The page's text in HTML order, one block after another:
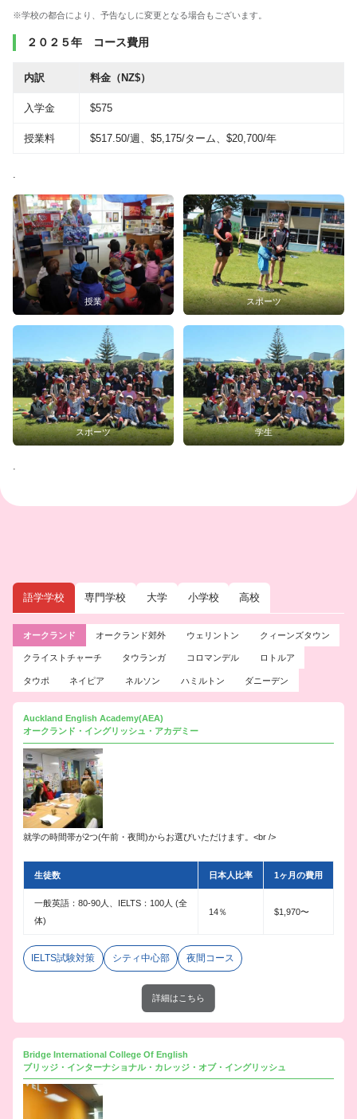
※学校の都合により、予告なしに変更となる場合もございます。
２０２５年 コース費用
内訳 料金（NZ$）
入学金 $575
授業料 $517.50/週、$5,175/ターム、$20,700/年
授業 スポーツ
スポーツ 学生
語学学校 専門学校 大学 小学校 高校
オークランド オークランド郊外 ウェリントン クィーンズタウン
クライストチャーチ タウランガ コロマンデル ロトルア
タウポ ネイピア ネルソン ハミルトン ダニーデン
Auckland English Academy(AEA)
オークランド・イングリッシュ・アカデミー
就学の時間帯が2つ(午前・夜間)からお選びいただけます。<br />
生徒数 日本人比率 1ヶ月の費用
一般英語：80-90人、IELTS：100人 (全
体)
14％ $1,970〜
IELTS試験対策 シティ中心部 夜間コース
詳細はこちら
Bridge International College Of English
ブリッジ・インターナショナル・カレッジ・オブ・イングリッシュ